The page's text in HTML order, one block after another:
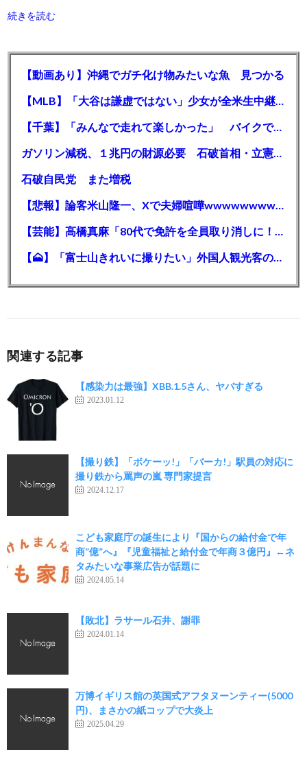
続きを読む
【動画あり】沖縄でガチ化け物みたいな魚 見つかる
【MLB】「大谷は謙虚ではない」少女が全米生中継で突然の大谷翔平批判 サイン無視された過去明かす
【千葉】「みんなで走れて楽しかった」 バイクでバースデー集団暴走 男女５７人を書類送検 SNSで参加者募る
ガソリン減税、１兆円の財源必要 石破首相・立憲野田氏「財源は死に物狂いで確保しなければならない」「本当に死に物狂いで」
石破自民党 また増税
【悲報】論客米山隆一、Xで夫婦喧嘩wwwwwwwwwwww
【芸能】高橋真麻「80代で免許を全員取り消しに！」 高齢ドライバーの事故問題で、高齢者の運転免許取り消し法を提案
【🗻】「富士山きれいに撮りたい」外国人観光客のレンタカー事故が急増…「ハンドルが逆で慣れず」、道の狭さも
関連する記事
【感染力は最強】XBB.1.5さん、ヤバすぎる
2023.01.12
【撮り鉄】「ボケーッ!」「バーカ!」駅員の対応に
撮り鉄から罵声の嵐 専門家提言
2024.12.17
こども家庭庁の誕生により『国からの給付金で年
商”億”へ』『児童福祉と給付金で年商３億円』←ネ
タみたいな事業広告が話題に
2024.05.14
【敗北】ラサール石井、謝罪
2024.01.14
万博イギリス館の英国式アフタヌーンティー(5000
円)、まさかの紙コップで大炎上
2025.04.29